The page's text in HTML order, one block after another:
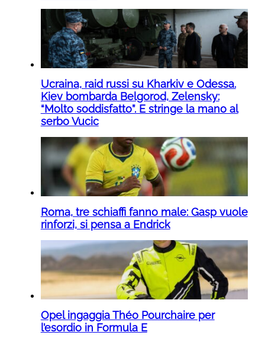
Ucraina, raid russi su Kharkiv e Odessa.
Kiev bombarda Belgorod, Zelensky:
“Molto soddisfatto”. E stringe la mano al
serbo Vucic
Roma, tre schiaffi fanno male: Gasp vuole
rinforzi, si pensa a Endrick
Opel ingaggia Théo Pourchaire per
l’esordio in Formula E